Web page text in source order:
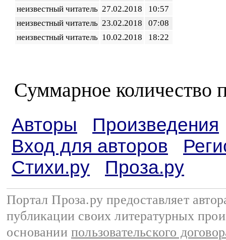
неизвестный читатель 27.02.2018
10:57
неизвестный читатель 23.02.2018
07:08
неизвестный читатель 10.02.2018 18:22
Суммарное количество
Авторы
Произведения
Вход для авторов
Стихи.ру
Проза.ру
Портал Проза.ру предоставляет
публикации своих литературных
основании пользовательского